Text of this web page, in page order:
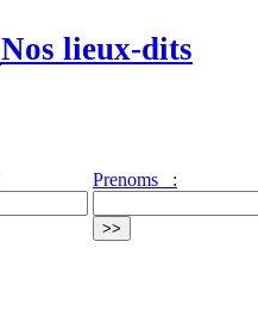
Nos lieux-dits
Prenoms :